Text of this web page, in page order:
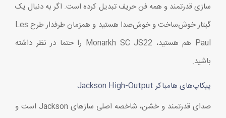
سازی قدرتمند و همه‌ فن حریف تبدیل کرده است. اگر به دنبال یک
گیتار خوش‌ساخت و خوش‌صدا هستید و همزمان طرفدار طرح Les
Paul هم هستید، Monarkh SC JS22 را حتما در نظر داشته
باشید.
پیکاپ‌های هامباکر Jackson High-Output
صدای قدرتمند و خشن، شاخصه اصلی سازهای Jackson است و